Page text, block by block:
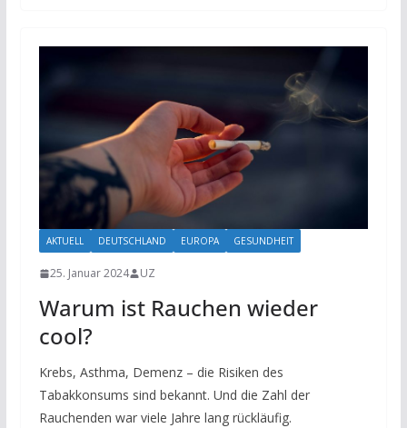
AKTUELL DEUTSCHLAND EUROPA GESUNDHEIT
25. Januar 2024 UZ
Warum ist Rauchen wieder
cool?
Krebs, Asthma, Demenz – die Risiken des
Tabakkonsums sind bekannt. Und die Zahl der
Rauchenden war viele Jahre lang rückläufig.